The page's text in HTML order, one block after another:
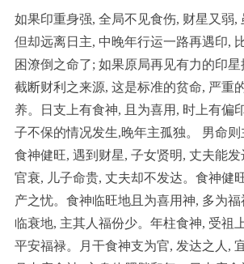
如果印重身强, 全局不见食伤, 财星又弱,
但却远离日主, 中晚年行运一路再遇印,
困潦倒之命了; 如果原局再见有力的印
截断财利之来源, 这是标准的贫命, 严重
养。日支上有食神, 且为喜用, 时上有偏
子不保的情况发生,晚年主孤独。 男命则
食神健旺, 遇到财星, 子女贤明, 丈夫能
官衰, 儿子命贵, 丈夫却不发达。食神健
产之忧。食神临旺地且为喜用神, 多为
临衰地, 主其人福份少。年柱食神, 受祖
平安福禄。月干食神支为官, 发达之人,